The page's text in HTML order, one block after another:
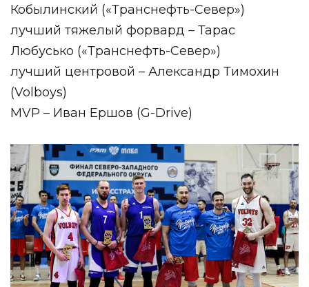
Кобылинский («Транснефть-Север»)
лучший тяжелый форвард – Тарас
Любусько («Транснефть-Север»)
лучший центровой – Александр Тимохин
(Volboys)
MVP – Иван Ершов (G-Drive)